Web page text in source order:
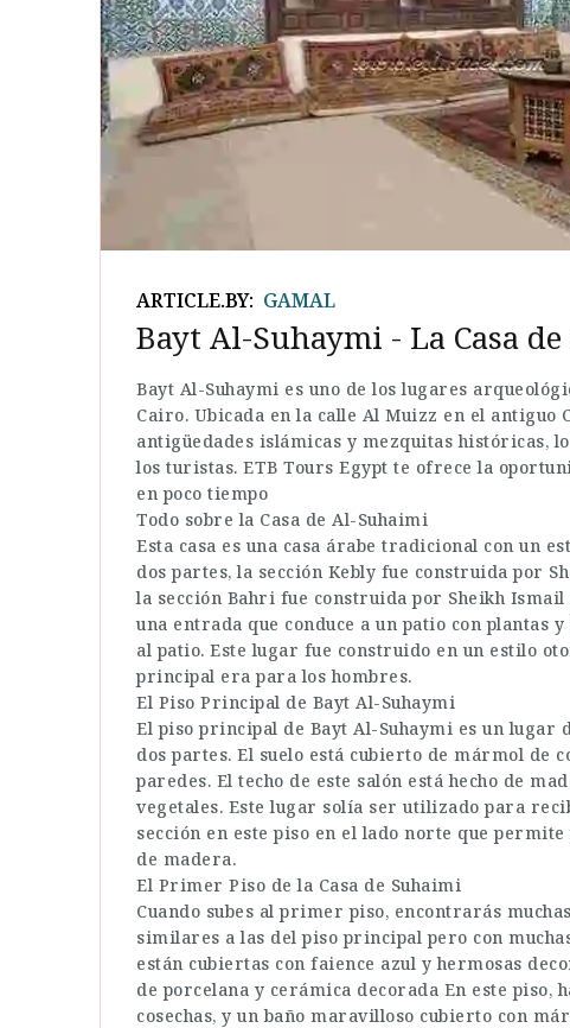
ARTICLE.BY: GAMAL
Bayt Al-Suhaymi - La Casa
Bayt Al-Suhaymi es uno de los lugares
Cairo. Ubicada en la calle Al Muizz en el antiguo
antigüedades islámicas y mezquitas históricas,
los turistas. ETB Tours Egypt te ofrece la
en poco tiempo
Todo sobre la Casa de Al-Suhaimi
Esta casa es una casa árabe tradicional con un
dos partes, la sección Kebly fue construida por
la sección Bahri fue construida por Sheikh Ismail
una entrada que conduce a un patio con plantas
al patio. Este lugar fue construido en un estilo
principal era para los hombres.
El Piso Principal de Bayt Al-Suhaymi
El piso principal de Bayt Al-Suhaymi es un
dos partes. El suelo está cubierto de mármol de
paredes. El techo de este salón está hecho de
vegetales. Este lugar solía ser utilizado para
sección en este piso en el lado norte que
de madera.
El Primer Piso de la Casa de Suhaimi
Cuando subes al primer piso, encontrarás
similares a las del piso principal pero con
están cubiertas con faience azul y hermosas
de porcelana y cerámica decorada En este piso,
cosechas, y un baño maravilloso cubierto con